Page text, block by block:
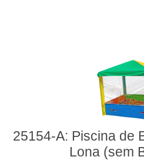
25154-A: Piscina de
Lona (sem